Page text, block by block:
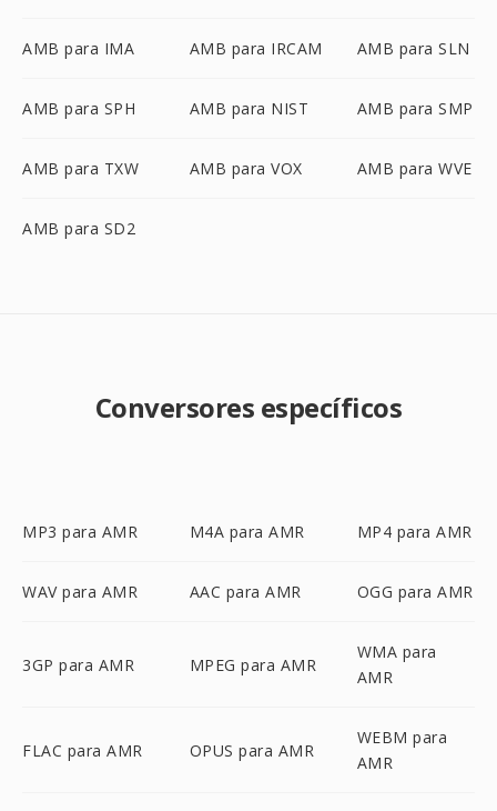
AMB para IMA AMB para IRCAM AMB para SLN
AMB para SPH AMB para NIST AMB para SMP
AMB para TXW AMB para VOX AMB para WVE
AMB para SD2
Conversores específicos
MP3 para AMR M4A para AMR MP4 para AMR
WAV para AMR AAC para AMR OGG para AMR
3GP para AMR MPEG para AMR
WMA para
AMR
FLAC para AMR OPUS para AMR
WEBM para
AMR